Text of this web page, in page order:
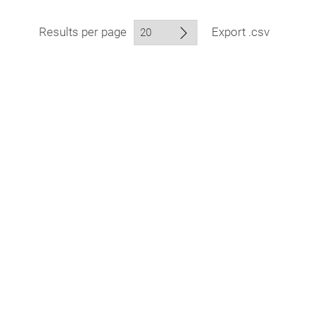
Results per page Export .csv